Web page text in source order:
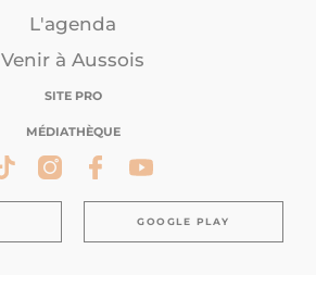
L'agenda
Venir à Aussois
SITE PRO
MÉDIATHÈQUE
GOOGLE PLAY